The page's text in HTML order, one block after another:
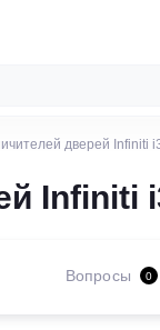
дверей Infiniti
Infiniti
Вопросы 0